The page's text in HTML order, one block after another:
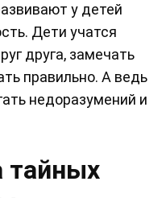
у детей
Дети учатся
друга, замечать
правильно. А ведь
недоразумений и
тайных